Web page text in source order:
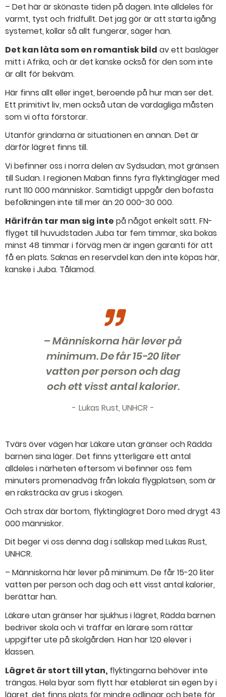
– Det här är skönaste tiden på dagen. Inte alldeles för
varmt, tyst och fridfullt. Det jag gör är att starta igång
systemet, kollar så allt fungerar, säger han.
Det kan låta som en romantisk bild av ett basläger
mitt i Afrika, och är det kanske också för den som inte
är allt för bekväm.
Här finns allt eller inget, beroende på hur man ser det.
Ett primitivt liv, men också utan de vardagliga måsten
som vi ofta förstorar.
Utanför grindarna är situationen en annan. Det är
därför lägret finns till.
Vi befinner oss i norra delen av Sydsudan, mot gränsen
till Sudan. I regionen Maban finns fyra flyktingläger med
runt 110 000 människor. Samtidigt uppgår den bofasta
befolkningen inte till mer än 20 000-30 000.
Härifrån tar man sig inte på något enkelt sätt. FN-
flyget till huvudstaden Juba tar fem timmar, ska bokas
minst 48 timmar i förväg men är ingen garanti för att
få en plats. Saknas en reservdel kan den inte köpas här,
kanske i Juba. Tålamod.
– Människorna här lever på
minimum. De får 15-20 liter
vatten per person och dag
och ett visst antal kalorier.
Lukas Rust, UNHCR
Tvärs över vägen har Läkare utan gränser och Rädda
barnen sina läger. Det finns ytterligare ett antal
alldeles i närheten eftersom vi befinner oss fem
minuters promenadväg från lokala flygplatsen, som är
en raksträcka av grus i skogen.
Och strax där bortom, flyktinglägret Doro med drygt 43
000 människor.
Dit beger vi oss denna dag i sällskap med Lukas Rust,
UNHCR.
– Människorna här lever på minimum. De får 15-20 liter
vatten per person och dag och ett visst antal kalorier,
berättar han.
Läkare utan gränser har sjukhus i lägret, Rädda barnen
bedriver skola och vi träffar en lärare som rättar
uppgifter ute på skolgården. Han har 120 elever i
klassen.
Lägret är stort till ytan, flyktingarna behöver inte
trängas. Hela byar som flytt har etablerat sin egen by i
lägret, det finns plats för mindre odlingar och bete för